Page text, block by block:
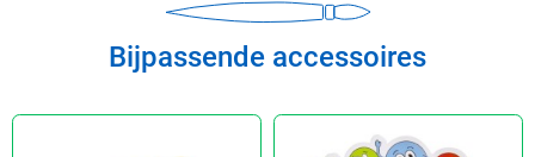
Bijpassende accessoires